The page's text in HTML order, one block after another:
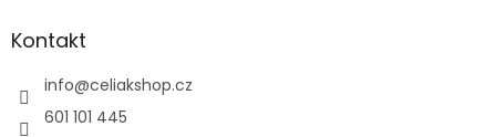
Kontakt
info@celiakshop.cz
601 101 445